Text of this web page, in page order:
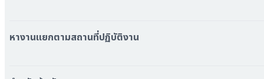
หมวดหมู่บริษัททั้งหมด
หางานแยกตามสถานที่ปฏิบัติงาน